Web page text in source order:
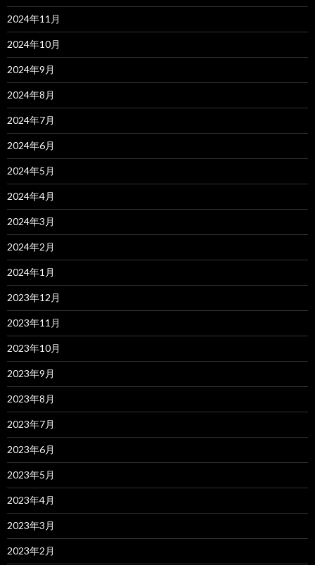
2024年11月
2024年10月
2024年9月
2024年8月
2024年7月
2024年6月
2024年5月
2024年4月
2024年3月
2024年2月
2024年1月
2023年12月
2023年11月
2023年10月
2023年9月
2023年8月
2023年7月
2023年6月
2023年5月
2023年4月
2023年3月
2023年2月